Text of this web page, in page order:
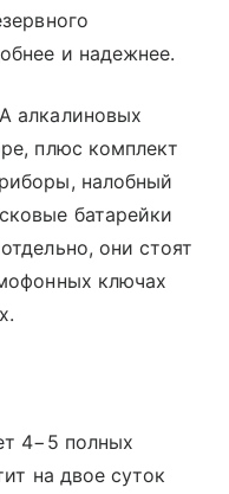
и надежнее.
алкалиновых
плюс комплект
налобный
батарейки
они стоят
ключах
4−5 полных
на двое суток